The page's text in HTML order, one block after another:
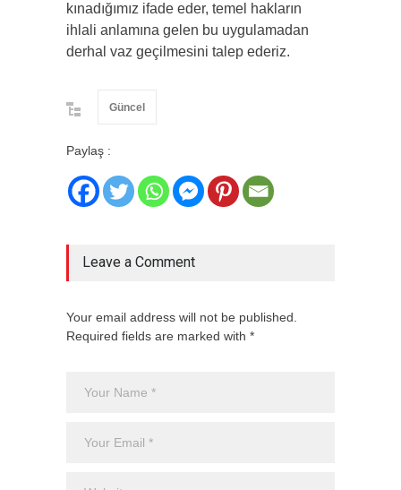
kınadığımız ifade eder, temel hakların
ihlali anlamına gelen bu uygulamadan
derhal vaz geçilmesini talep ederiz.
Güncel
Paylaş :
Leave a Comment
Your email address will not be published.
Required fields are marked with *